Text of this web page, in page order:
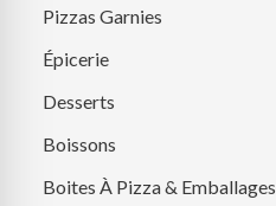
Pizzas Garnies
Épicerie
Desserts
Boissons
Boites À Pizza & Emballages